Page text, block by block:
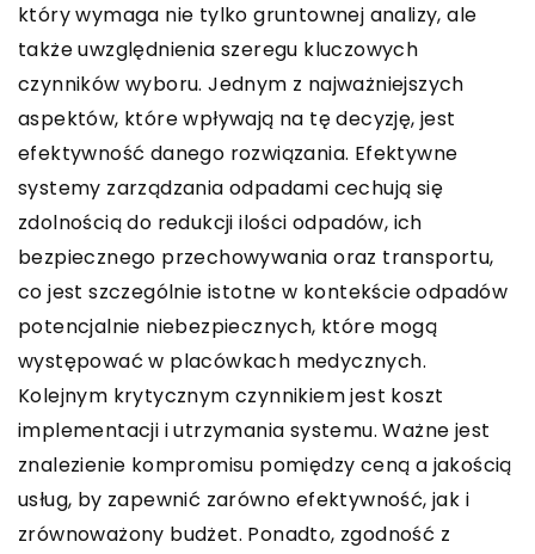
który wymaga nie tylko gruntownej analizy, ale
także uwzględnienia szeregu kluczowych
czynników wyboru. Jednym z najważniejszych
aspektów, które wpływają na tę decyzję, jest
efektywność danego rozwiązania. Efektywne
systemy zarządzania odpadami cechują się
zdolnością do redukcji ilości odpadów, ich
bezpiecznego przechowywania oraz transportu,
co jest szczególnie istotne w kontekście odpadów
potencjalnie niebezpiecznych, które mogą
występować w placówkach medycznych.
Kolejnym krytycznym czynnikiem jest koszt
implementacji i utrzymania systemu. Ważne jest
znalezienie kompromisu pomiędzy ceną a jakością
usług, by zapewnić zarówno efektywność, jak i
zrównoważony budżet. Ponadto, zgodność z